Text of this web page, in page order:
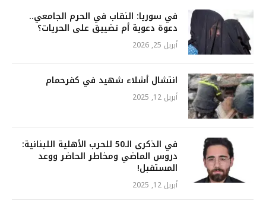
في سوريا: النقاب في الحرم الجامعي..
دعوة دعوية أم تضييق على الحريات؟
أبريل 25, 2026
انتشال أشلاء شهيد في كفرحمام
أبريل 12, 2025
في الذكرى الـ50 للحرب الأهلية اللبنانية:
دروس الماضي ومخاطر الحاضر ووعد
المستقبل!
أبريل 12, 2025